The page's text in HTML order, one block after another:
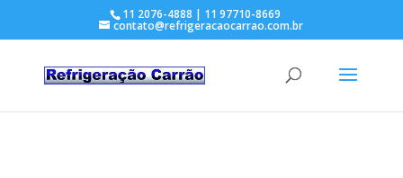
11 2076-4888 | 11 97710-8669
contato@refrigeracaocarrao.com.br